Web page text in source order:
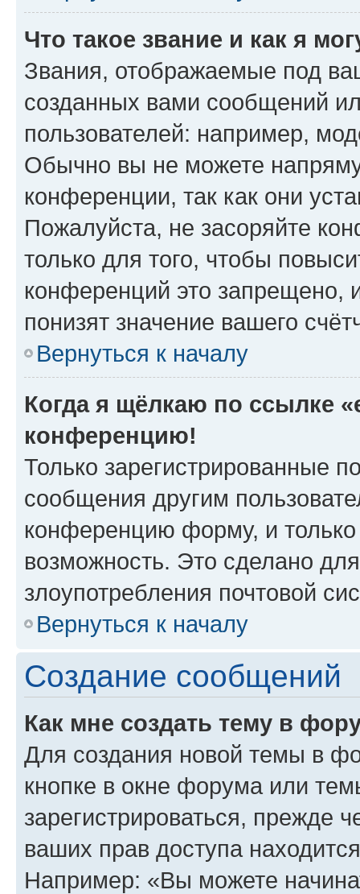
Что такое звание и как я
Звания, отображаемые под
созданных вами сообщений
пользователей: например,
Обычно вы не можете
конференции, так как они
Пожалуйста, не засоряйте
только для того, чтобы
конференций это запрещено,
понизят значение вашего
Вернуться к началу
Когда я щёлкаю по ссылке
конференцию!
Только зарегистрированные
сообщения другим
конференцию форму, и
возможность. Это сделано
злоупотребления почтовой
Вернуться к началу
Создание сообщений
Как мне создать тему в
Для создания новой темы в
кнопке в окне форума или
зарегистрироваться, прежде
ваших прав доступа
Например: «Вы можете